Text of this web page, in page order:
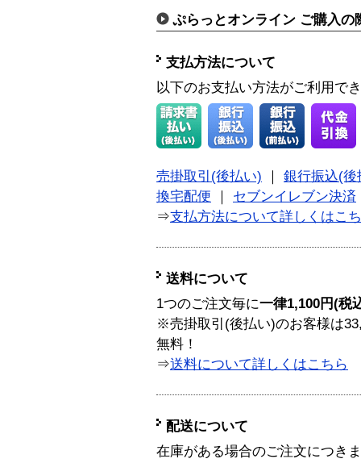
ぷらっとオンライン ご購入の
支払方法について
以下のお支払い方法がご利用で
売掛取引(後払い)
銀行振込(後
換宅配便
セブンイレブン決済
⇒支払方法について詳しくはこ
送料について
1つのご注文毎に一律1,100円(税
※売掛取引(後払い)のお客様は
無料！
⇒送料について詳しくはこちら
配送について
在庫がある場合のご注文につき